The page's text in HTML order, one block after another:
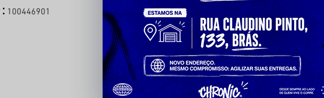
100446901